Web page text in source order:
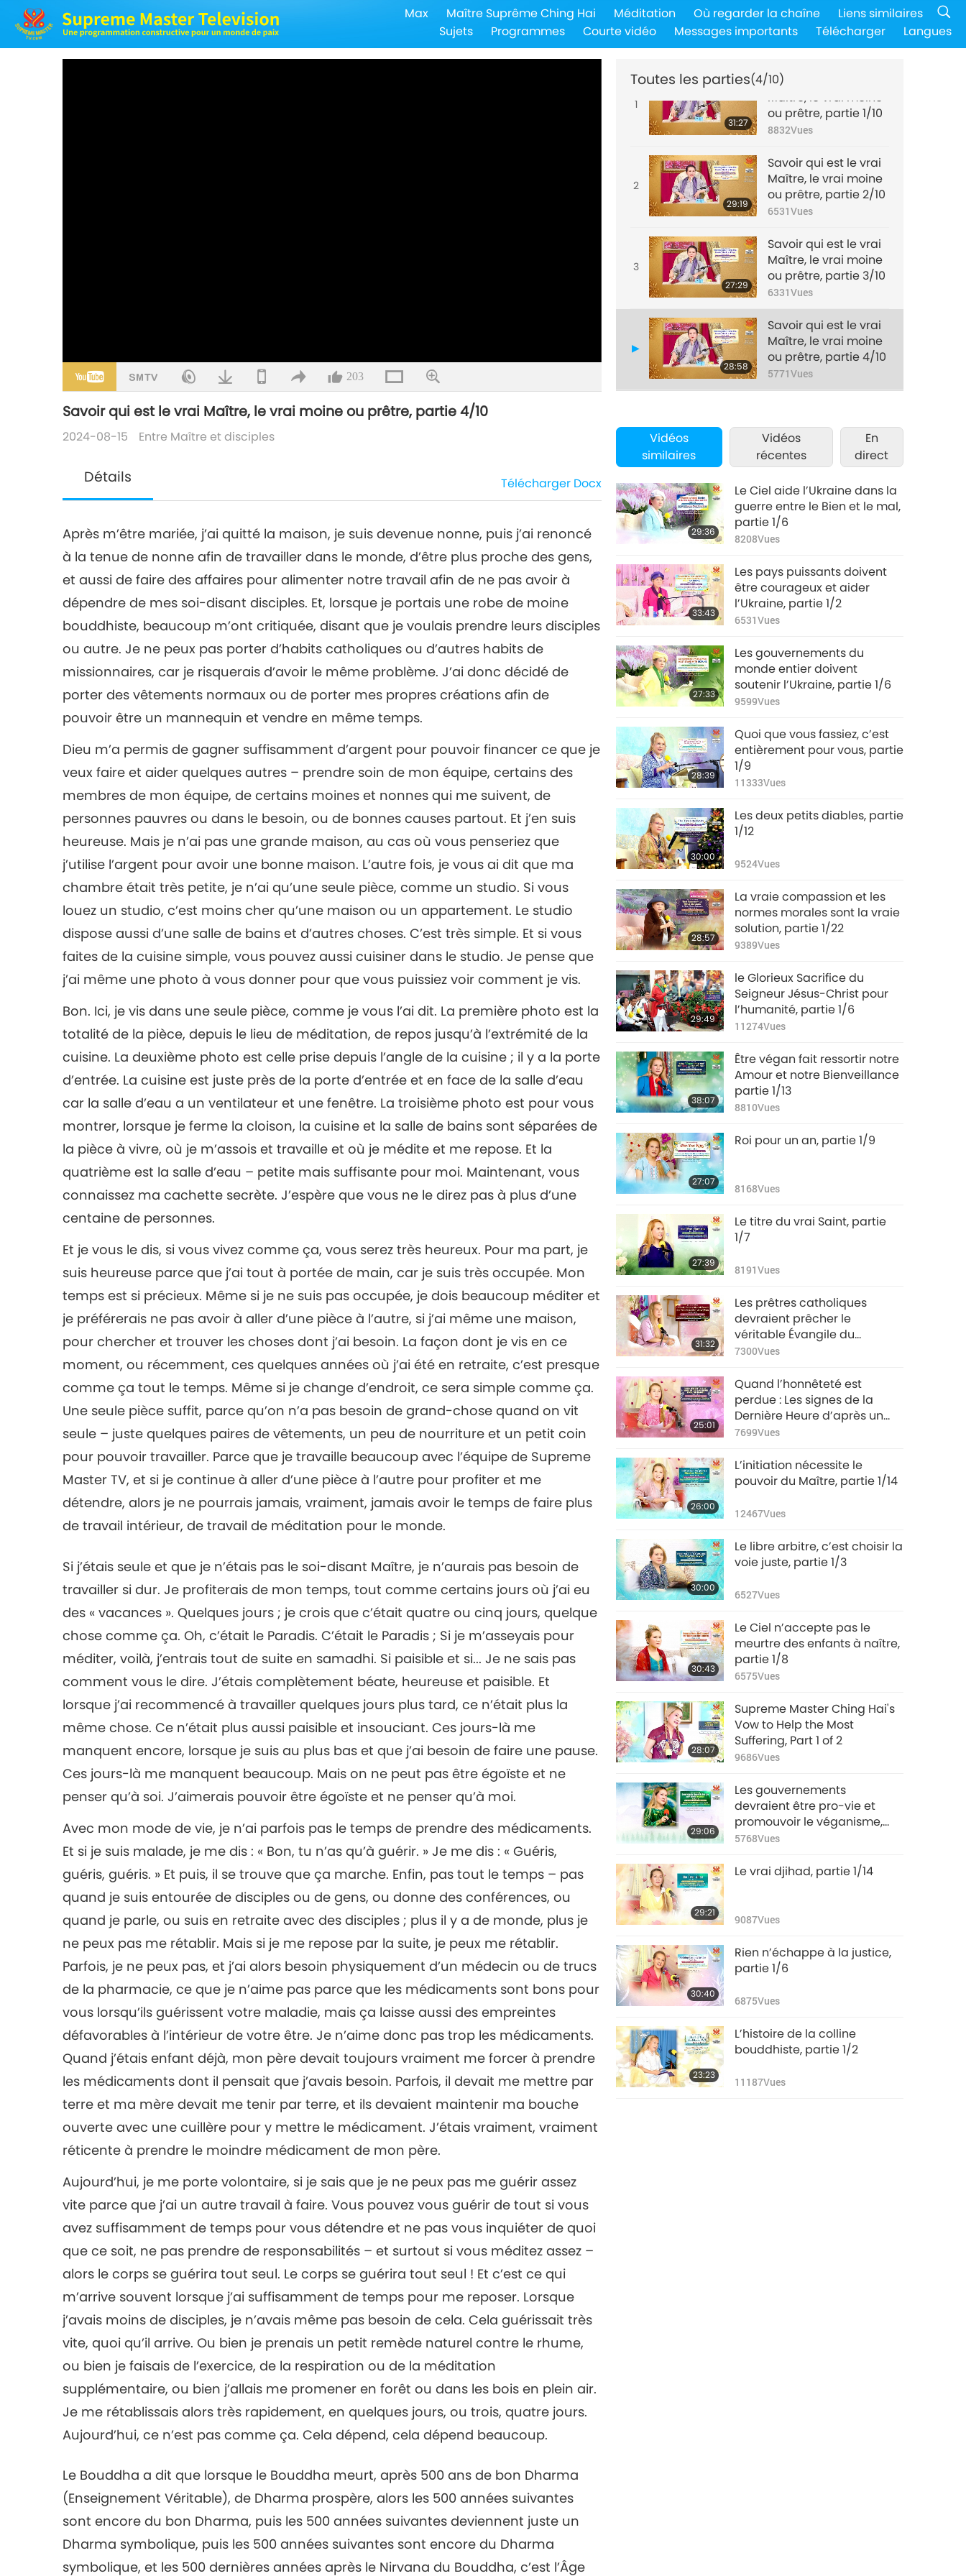
Max Maître Suprême Ching Hai Méditation Où regarder la chaîne
Liens similaires
Sujets
Programmes Courte vidéo Messages importants Télécharger Langues
203
Savoir qui est le vrai Maître, le vrai moine ou prêtre, partie 4/10
2024-08-15 Entre Maître et disciples
Détails Télécharger Docx
Après m’être mariée, j’ai quitté la maison, je suis devenue nonne, puis j’ai renoncé
à la tenue de nonne afin de travailler dans le monde, d’être plus proche des gens,
et aussi de faire des affaires pour alimenter notre travail afin de ne pas avoir à
dépendre de mes soi-disant disciples. Et, lorsque je portais une robe de moine
bouddhiste, beaucoup m’ont critiquée, disant que je voulais prendre leurs disciples
ou autre. Je ne peux pas porter d’habits catholiques ou d’autres habits de
missionnaires, car je risquerais d’avoir le même problème. J’ai donc décidé de
porter des vêtements normaux ou de porter mes propres créations afin de
pouvoir être un mannequin et vendre en même temps.
Dieu m’a permis de gagner suffisamment d’argent pour pouvoir financer ce que je
veux faire et aider quelques autres – prendre soin de mon équipe, certains des
membres de mon équipe, de certains moines et nonnes qui me suivent, de
personnes pauvres ou dans le besoin, ou de bonnes causes partout. Et j’en suis
heureuse. Mais je n’ai pas une grande maison, au cas où vous penseriez que
j’utilise l’argent pour avoir une bonne maison. L’autre fois, je vous ai dit que ma
chambre était très petite, je n’ai qu’une seule pièce, comme un studio. Si vous
louez un studio, c’est moins cher qu’une maison ou un appartement. Le studio
dispose aussi d’une salle de bains et d’autres choses. C’est très simple. Et si vous
faites de la cuisine simple, vous pouvez aussi cuisiner dans le studio. Je pense que
j’ai même une photo à vous donner pour que vous puissiez voir comment je vis.
Bon. Ici, je vis dans une seule pièce, comme je vous l’ai dit. La première photo est la
totalité de la pièce, depuis le lieu de méditation, de repos jusqu’à l’extrémité de la
cuisine. La deuxième photo est celle prise depuis l’angle de la cuisine ; il y a la porte
d’entrée. La cuisine est juste près de la porte d’entrée et en face de la salle d’eau
car la salle d’eau a un ventilateur et une fenêtre. La troisième photo est pour vous
montrer, lorsque je ferme la cloison, la cuisine et la salle de bains sont séparées de
la pièce à vivre, où je m’assois et travaille et où je médite et me repose. Et la
quatrième est la salle d’eau – petite mais suffisante pour moi. Maintenant, vous
connaissez ma cachette secrète. J’espère que vous ne le direz pas à plus d’une
centaine de personnes.
Et je vous le dis, si vous vivez comme ça, vous serez très heureux. Pour ma part, je
suis heureuse parce que j’ai tout à portée de main, car je suis très occupée. Mon
temps est si précieux. Même si je ne suis pas occupée, je dois beaucoup méditer et
je préférerais ne pas avoir à aller d’une pièce à l’autre, si j’ai même une maison,
pour chercher et trouver les choses dont j’ai besoin. La façon dont je vis en ce
moment, ou récemment, ces quelques années où j’ai été en retraite, c’est presque
comme ça tout le temps. Même si je change d’endroit, ce sera simple comme ça.
Une seule pièce suffit, parce qu’on n’a pas besoin de grand-chose quand on vit
seule – juste quelques paires de vêtements, un peu de nourriture et un petit coin
pour pouvoir travailler. Parce que je travaille beaucoup avec l’équipe de Supreme
Master TV, et si je continue à aller d’une pièce à l’autre pour profiter et me
détendre, alors je ne pourrais jamais, vraiment, jamais avoir le temps de faire plus
de travail intérieur, de travail de méditation pour le monde.
Si j’étais seule et que je n’étais pas le soi-disant Maître, je n’aurais pas besoin de
travailler si dur. Je profiterais de mon temps, tout comme certains jours où j’ai eu
des « vacances ». Quelques jours ; je crois que c’était quatre ou cinq jours, quelque
chose comme ça. Oh, c’était le Paradis. C’était le Paradis ; Si je m’asseyais pour
méditer, voilà, j’entrais tout de suite en samadhi. Si paisible et si... Je ne sais pas
comment vous le dire. J’étais complètement béate, heureuse et paisible. Et
lorsque j’ai recommencé à travailler quelques jours plus tard, ce n’était plus la
même chose. Ce n’était plus aussi paisible et insouciant. Ces jours-là me
manquent encore, lorsque je suis au plus bas et que j’ai besoin de faire une pause.
Ces jours-là me manquent beaucoup. Mais on ne peut pas être égoïste et ne
penser qu’à soi. J’aimerais pouvoir être égoïste et ne penser qu’à moi.
Avec mon mode de vie, je n’ai parfois pas le temps de prendre des médicaments.
Et si je suis malade, je me dis : « Bon, tu n’as qu’à guérir. » Je me dis : « Guéris,
guéris, guéris. » Et puis, il se trouve que ça marche. Enfin, pas tout le temps – pas
quand je suis entourée de disciples ou de gens, ou donne des conférences, ou
quand je parle, ou suis en retraite avec des disciples ; plus il y a de monde, plus je
ne peux pas me rétablir. Mais si je me repose par la suite, je peux me rétablir.
Parfois, je ne peux pas, et j’ai alors besoin physiquement d’un médecin ou de trucs
de la pharmacie, ce que je n’aime pas parce que les médicaments sont bons pour
vous lorsqu’ils guérissent votre maladie, mais ça laisse aussi des empreintes
défavorables à l’intérieur de votre être. Je n’aime donc pas trop les médicaments.
Quand j’étais enfant déjà, mon père devait toujours vraiment me forcer à prendre
les médicaments dont il pensait que j’avais besoin. Parfois, il devait me mettre par
terre et ma mère devait me tenir par terre, et ils devaient maintenir ma bouche
ouverte avec une cuillère pour y mettre le médicament. J’étais vraiment, vraiment
réticente à prendre le moindre médicament de mon père.
Aujourd’hui, je me porte volontaire, si je sais que je ne peux pas me guérir assez
vite parce que j’ai un autre travail à faire. Vous pouvez vous guérir de tout si vous
avez suffisamment de temps pour vous détendre et ne pas vous inquiéter de quoi
que ce soit, ne pas prendre de responsabilités – et surtout si vous méditez assez –
alors le corps se guérira tout seul. Le corps se guérira tout seul ! Et c’est ce qui
m’arrive souvent lorsque j’ai suffisamment de temps pour me reposer. Lorsque
j’avais moins de disciples, je n’avais même pas besoin de cela. Cela guérissait très
vite, quoi qu’il arrive. Ou bien je prenais un petit remède naturel contre le rhume,
ou bien je faisais de l’exercice, de la respiration ou de la méditation
supplémentaire, ou bien j’allais me promener en forêt ou dans les bois en plein air.
Je me rétablissais alors très rapidement, en quelques jours, ou trois, quatre jours.
Aujourd’hui, ce n’est pas comme ça. Cela dépend, cela dépend beaucoup.
Le Bouddha a dit que lorsque le Bouddha meurt, après 500 ans de bon Dharma
(Enseignement Véritable), de Dharma prospère, alors les 500 années suivantes
sont encore du bon Dharma, puis les 500 années suivantes deviennent juste un
Dharma symbolique, puis les 500 années suivantes sont encore du Dharma
symbolique, et les 500 dernières années après le Nirvana du Bouddha, c’est l’Âge
Toutes les parties(4/10)
1
31:27
Savoir qui est le vrai
Maître, le vrai moine
ou prêtre, partie 1/10
8832Vues
2
29:19
Savoir qui est le vrai
Maître, le vrai moine
ou prêtre, partie 2/10
6531Vues
3
27:29
Savoir qui est le vrai
Maître, le vrai moine
ou prêtre, partie 3/10
6331Vues
28:58
Savoir qui est le vrai
Maître, le vrai moine
ou prêtre, partie 4/10
5771Vues
5
ou prêtre, partie 5/10
5918Vues
6
29:20
Savoir qui est le vrai
Maître, le vrai moine
ou prêtre, partie 6/10
5896
7
30:08
Savoir qui est le vrai
Maître, le vrai moine
ou prêtre, partie 7/10
5767
8
28:19
Savoir qui est le vrai
Maître, le vrai moine
ou prêtre, partie 8/10
5123
9
31:37
Savoir qui est le vrai
Maître, le vrai moine
ou prêtre, partie 9/10
5724
10
Savoir qui est le vrai
Maître, le vrai moine
10/10
6984
Vidéos
similaires
Vidéos
récentes
En
direct
29:36
Le Ciel aide l’Ukraine dans la
guerre entre le Bien et le mal,
partie 1/6
8208Vues
33:43
Les pays puissants doivent
être courageux et aider
l’Ukraine, partie 1/2
6531Vues
27:33
Les gouvernements du
monde entier doivent
soutenir l’Ukraine, partie 1/6
9599Vues
28:39
Quoi que vous fassiez, c’est
entièrement pour vous, partie
1/9
11333Vues
30:00
Les deux petits diables, partie
1/12
9524Vues
28:57
La vraie compassion et les
normes morales sont la vraie
solution, partie 1/22
9389Vues
29:49
le Glorieux Sacrifice du
Seigneur Jésus-Christ pour
l’humanité, partie 1/6
11274Vues
38:07
Être végan fait ressortir notre
Amour et notre Bienveillance
partie 1/13
8810Vues
27:07
Roi pour un an, partie 1/9
8168Vues
27:39
Le titre du vrai Saint, partie
1/7
8191Vues
31:32
Les prêtres catholiques
devraient prêcher le
véritable Évangile du
Seigneur Jésus, partie 1/8
7300Vues
25:01
Quand l’honnêteté est
perdue : Les signes de la
Dernière Heure d’après un
Hadith, partie 1/16
7699Vues
26:00
L’initiation nécessite le
pouvoir du Maître, partie 1/14
12467Vues
30:00
Le libre arbitre, c’est choisir la
voie juste, partie 1/3
6527Vues
30:43
Le Ciel n’accepte pas le
meurtre des enfants à naître,
partie 1/8
6575Vues
28:07
Supreme Master Ching Hai's
Vow to Help the Most
Suffering, Part 1 of 2
9686Vues
29:06
Les gouvernements
devraient être pro-vie et
promouvoir le véganisme,
partie 1/8
5768Vues
29:21
Le vrai djihad, partie 1/14
9087Vues
30:40
Rien n’échappe à la justice,
partie 1/6
6875Vues
23:23
L’histoire de la colline
bouddhiste, partie 1/2
11187Vues